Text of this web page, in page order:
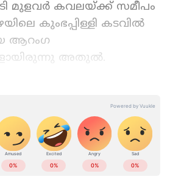
മുളവർ കവലയ്ക്ക് സമീപം
കുംഭപ്പിള്ളി കടവിൽ
ആറംഗ
അതുൽ.
നിൽക്കുന്നതിനിടെ
വിവരം.